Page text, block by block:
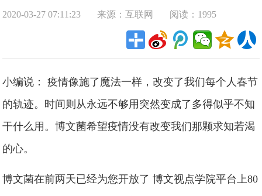
率的七大神器
2020-03-27 07:11:23 来源：互联网 阅读：1995
小编说： 疫情像施了魔法一样，改变了我们每个人春节
的轨迹。时间则从永远不够用突然变成了多得似乎不知
干什么用。博文菌希望疫情没有改变我们那颗求知若渴
的心。
博文菌在前两天已经为您开放了 博文视点学院平台上80